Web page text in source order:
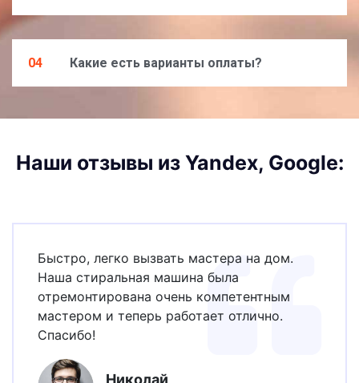
04 Какие есть варианты оплаты?
Наши отзывы из Yandex, Google:
Быстро, легко вызвать мастера на дом.
Наша стиральная машина была
отремонтирована очень компетентным
мастером и теперь работает отлично.
Спасибо!
Николай